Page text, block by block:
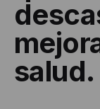
salud.